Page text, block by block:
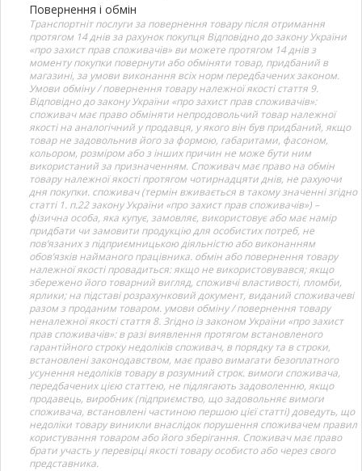
Повернення і обмін
Транспортніт послуги за повернення товару після отримання
протягом 14 днів за рахунок покупця Відповідно до закону України
«про захист прав споживачів» ви можете протягом 14 днів з
моменту покупки повернути або обміняти товар, придбаний в
магазині, за умови виконання всіх норм передбачених законом.
Умови обміну / повернення товару належної якості стаття 9.
Відповідно до закону України «про захист прав споживачів»:
споживач має право обміняти непродовольчий товар належної
якості на аналогічний у продавця, у якого він був придбаний, якщо
товар не задовольнив його за формою, габаритами, фасоном,
кольором, розміром або з інших причин не може бути ним
використаний за призначенням. Споживач має право на обмін
товару належної якості протягом чотирнадцяти днів, не рахуючи
дня покупки. споживач (термін вживається в такому значенні згідно
статті 1. п.22 закону України «про захист прав споживачів») –
фізична особа, яка купує, замовляє, використовує або має намір
придбати чи замовити продукцію для особистих потреб, не
пов’язаних з підприємницькою діяльністю або виконанням
обов’язків найманого працівника. обмін або повернення товару
належної якості провадиться: якщо не використовувався; якщо
збережено його товарний вигляд, споживчі властивості, пломби,
ярлики; на підставі розрахунковий документ, виданий споживачеві
разом з проданим товаром. умови обміну / повернення товару
неналежної якості стаття 8. Згідно із законом України «про захист
прав споживачів»: в разі виявлення протягом встановленого
гарантійного строку недоліків споживач, в порядку та в строки,
встановлені законодавством, має право вимагати безоплатного
усунення недоліків товару в розумний строк. вимоги споживача,
передбачених цією статтею, не підлягають задоволенню, якщо
продавець, виробник (підприємство, що задовольняє вимоги
споживача, встановлені частиною першою цієї статті) доведуть, що
недоліки товару виникли внаслідок порушення споживачем правил
користування товаром або його зберігання. Споживач має право
брати участь у перевірці якості товару особисто або через свого
представника.